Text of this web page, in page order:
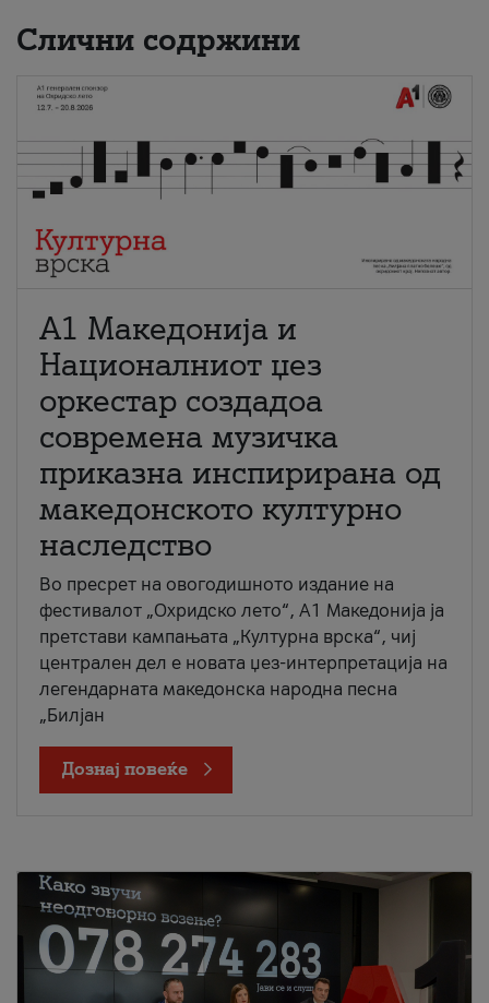
Слични содржини
А1 Македонија и
Националниот џез
оркестар создадоа
современа музичка
приказна инспирирана од
македонското културно
наследство
Во пресрет на овогодишното издание на
фестивалот „Охридско лето“, А1 Македонија ја
претстави кампањата „Културна врска“, чиј
централен дел е новата џез-интерпретација на
легендарната македонска народна песна
„Билјан
Дознај повеќе